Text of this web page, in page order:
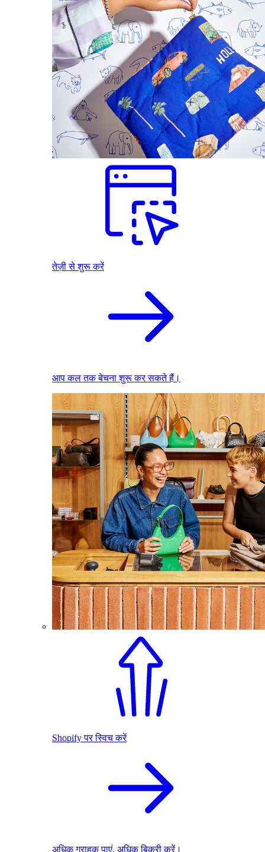
तेज़ी से शुरू करें
आप कल तक बेचना शुरू कर सकते हैं।
Shopify पर स्विच करें
अधिक ग्राहक पाएं. अधिक बिक्री करें।